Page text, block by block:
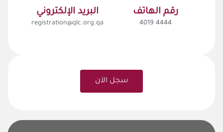
البريد الإلكتروني
registration@qlc.org.qa
رقم الهاتف
سجل الآن